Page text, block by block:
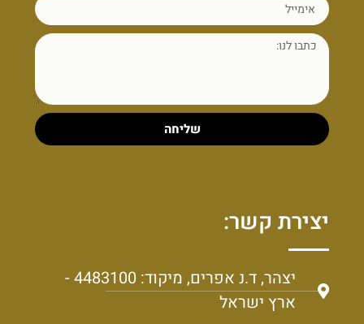
שליחה
יצירת קשר:
יצהר, ד.נ אפרים, מיקוד: 4483100 -
ארץ ישראל